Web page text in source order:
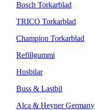
Bosch Torkarblad
TRICO Torkarblad
Champion Torkarblad
Refillgummi
Husbilar
Buss & Lastbil
Alca & Heyner Germany